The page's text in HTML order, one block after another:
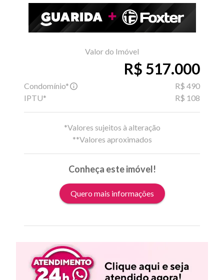
Valor do Imóvel
R$ 517.000
Condomínio*
R$ 490
IPTU*
R$ 108
*Valores sujeitos à alteração
**Valores aproximados
Conheça este imóvel!
Quero mais informações